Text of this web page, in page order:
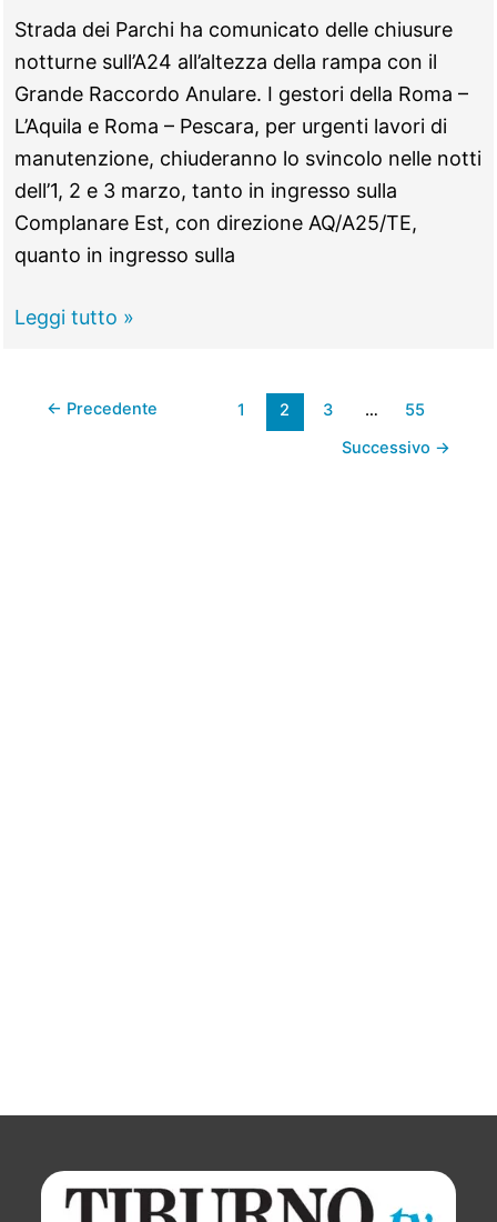
Strada dei Parchi ha comunicato delle chiusure
notturne sull’A24 all’altezza della rampa con il
Grande Raccordo Anulare. I gestori della Roma –
L’Aquila e Roma – Pescara, per urgenti lavori di
manutenzione, chiuderanno lo svincolo nelle notti
dell’1, 2 e 3 marzo, tanto in ingresso sulla
Complanare Est, con direzione AQ/A25/TE,
quanto in ingresso sulla
Chiusure
allacciamento
Leggi tutto »
← Precedente 1 2 3 …
55
Successivo →